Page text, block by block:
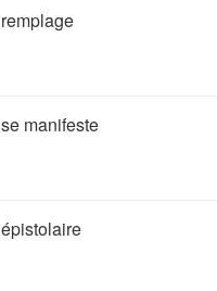
remplage
se manifeste
épistolaire